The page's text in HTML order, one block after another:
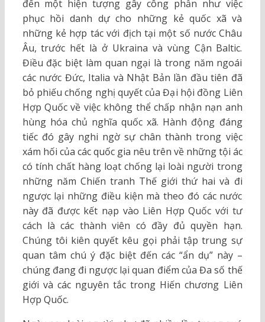
đến một hiện tượng gây công phẫn như việc
phục hồi danh dự cho những kẻ quốc xã và
những kẻ hợp tác với địch tại một số nước Châu
Âu, trước hết là ở Ukraina và vùng Cận Baltic.
Điều đặc biệt làm quan ngại là trong năm ngoái
các nước Đức, Italia và Nhật Bản lần đầu tiên đã
bỏ phiếu chống nghị quyết của Đại hội đồng Liên
Hợp Quốc về việc không thể chấp nhận nạn anh
hùng hóa chủ nghĩa quốc xã. Hành động đáng
tiếc đó gây nghi ngờ sự chân thành trong việc
xám hối của các quốc gia nêu trên về những tội ác
có tính chất hàng loạt chống lại loài người trong
những năm Chiến tranh Thế giới thứ hai và đi
ngược lại những điều kiện mà theo đó các nước
này đã được kết nạp vào Liên Hợp Quốc với tư
cách là các thành viên có đầy đủ quyền hạn.
Chúng tôi kiên quyết kêu gọi phải tập trung sự
quan tâm chú ý đặc biệt đến các “ẩn dụ” này –
chúng đang đi ngược lại quan điểm của Đa số thế
giới và các nguyên tắc trong Hiến chương Liên
Hợp Quốc.